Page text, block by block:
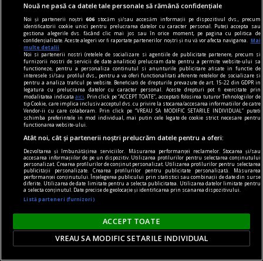
consum
Cât din ce cumpărăm este necesar și cât este
doar influența trendurilor
Trăim în era consumului. Nu doar de produse, ci
și de informații, de social media, consumăm
aproape orice. Oare care este linia dintre nevoile
noastre și influența exterioară care ne împinge
(sau ne atrage?) spre această tendință
generalizată de a absorbi totul?
Nouă ne pasă ca datele tale personale să rămână confidențiale
Noi și partenerii noștri606 stocăm și/sau accesăm informații pe dispozitivul dvs., precum
identificatorii cookie unici pentru prelucrarea datelor cu caracter personal. Puteți accepta sau
gestiona alegerile dvs. făcând clic mai jos sau în orice moment, pe pagina cu politica de
confidențialitate. Aceste alegeri vor fi raportate partenerilor noștri și nu vă vor afecta navigarea.
Mai
multe detalii
Noi si partenerii nostri (retelele de socializare si agentiile de publicitate partenere, precum si
furnizorii nostri de servicii de date analitice) prelucram date pentru a permite website-ului sa
functioneze, pentru a personaliza continutul si anunturile publicitare afisate in functie de
interesele si/sau profilul dvs., pentru a va oferi functionalitati aferente retelelor de socializare si
pentru a analiza traficul pe website. Beneficiati de drepturile prevazute de art. 15-22 din GDPR in
legatura cu prelucrarea datelor cu caracter personal. Aceste drepturi pot fi exercitate prin
modalitatea indicataaici
. Prin click pe “ACCEPT TOATE”, acceptati folosirea tuturor Tehnologiilor de
tip Cookie, care implica inclusiv acceptul dvs. cu privire la stocarea/accesarea informatiilor de catre
Vendor-ii cu care colaboram. Prin click pe “VREAU SA MODIFIC SETARILE INDIVIDUAL” puteti
schimba preferintele in mod individual, mai putin cele legate de cookie strict necesare pentru
functionarea website-ului.
Atât noi, cât și partenerii noștri prelucrăm datele pentru a oferi:
Dezvoltarea și îmbunătățirea serviciilor. Măsurarea performanței reclamelor. Stocarea și/sau
accesarea informațiilor de pe un dispozitiv. Utilizarea profilurilor pentru selectarea conținutului
personalizat. Crearea profilurilor de conținut personalizat. Utilizarea profilurilor pentru selectarea
publicității personalizate. Crearea profilurilor pentru publicitate personalizată. Măsurarea
performanței conținutului. Înțelegerea publicului prin statistici sau combinații de date din surse
diferite. Utilizarea de date limitate pentru a selecta publicitatea. Utilizarea datelor limitate pentru
a selecta conținutul. Date precise de geolocație și identificarea prin scanarea dispozitivului.
Listă parteneri (furnizori)
ACCEPT TOATE
VREAU SA MODIFIC SETARILE INDIVIDUAL